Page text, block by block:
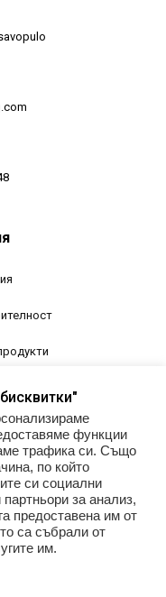
функции
трафика си. Също
по който
си социални
за анализ,
предоставена им от
са събрали от
им.